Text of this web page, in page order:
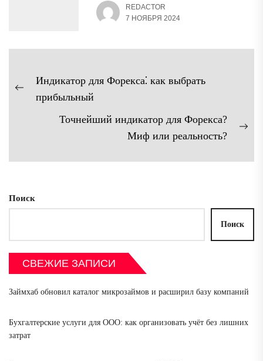
REDACTOR
7 НОЯБРЯ 2024
Навигация
по
записям
Предыдущая
Индикатор для Форекса⁚ как выбрать
прибыльный
Точнейший индикатор для Форекса?
Миф или реальность?
Поиск
Поиск
СВЕЖИЕ ЗАПИСИ
Займхаб обновил каталог микрозаймов и расширил базу компаний
Бухгалтерские услуги для ООО: как организовать учёт без лишних
затрат